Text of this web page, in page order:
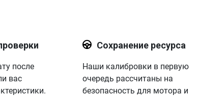
после
вас
Сохранение ресурса
Наши калибровки в первую
очередь рассчитаны на
безопасность для мотора и